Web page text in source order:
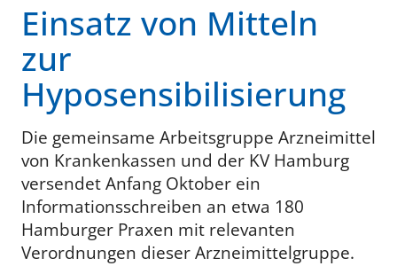
Einsatz von Mitteln
zur
Hyposensibilisierung
Die gemeinsame Arbeitsgruppe Arzneimittel
von Krankenkassen und der KV Hamburg
versendet Anfang Oktober ein
Informationsschreiben an etwa 180
Hamburger Praxen mit relevanten
Verordnungen dieser Arzneimittelgruppe.